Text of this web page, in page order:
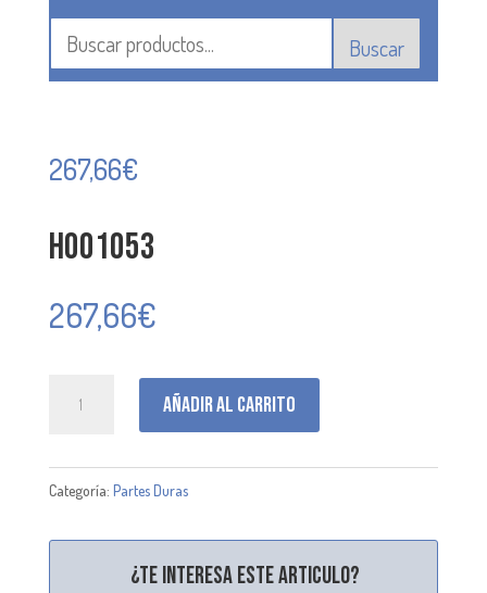
Buscar
267,66€
H001053
267,66€
Añadir al carrito
Categoría: Partes Duras
¿Te interesa este articulo?